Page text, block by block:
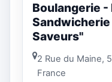
Boulangerie
Sandwicherie
Saveurs"
2 Rue du Maine,
France